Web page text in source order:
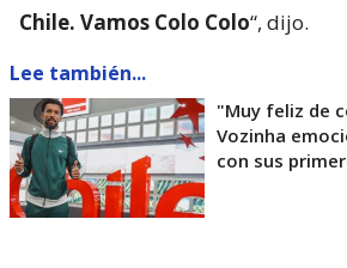
Chile. Vamos Colo Colo“, dijo.
Lee también...
"Muy feliz de
Vozinha
con sus